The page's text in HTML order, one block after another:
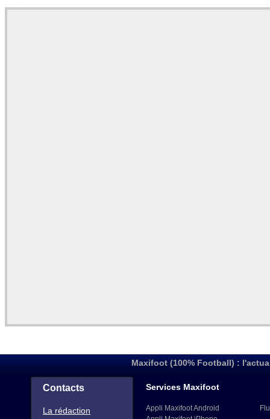
Maxifoot (100% Football) :
Contacts
La rédaction
Services Maxifoot
Appli Maxifoot Android